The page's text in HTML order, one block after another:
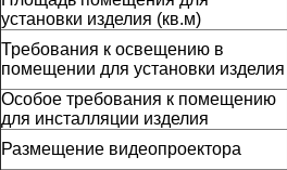
установки изделия (кв.м)
Требования к освещению в
помещении для установки изделия
Особое требования к помещению
для инсталляции изделия
Размещение видеопроектора